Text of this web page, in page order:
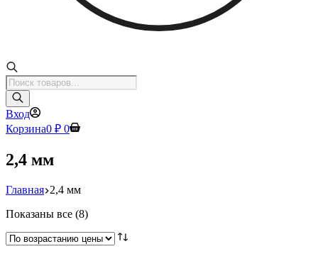
Поиск
товаров
Вход
Корзина0 ₽ 0
2,4 мм
Главная 2,4 мм
Показаны все (8)Цены:
возрастанию